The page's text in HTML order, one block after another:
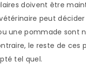
doivent être
peut décider
une pommade sont
le reste de ces
tel quel.